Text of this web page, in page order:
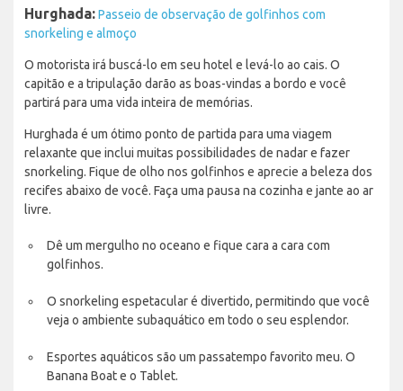
Hurghada:Passeio de observação de golfinhos com
snorkeling e almoço
O motorista irá buscá-lo em seu hotel e levá-lo ao cais. O
capitão e a tripulação darão as boas-vindas a bordo e você
partirá para uma vida inteira de memórias.
Hurghada é um ótimo ponto de partida para uma viagem
relaxante que inclui muitas possibilidades de nadar e fazer
snorkeling. Fique de olho nos golfinhos e aprecie a beleza dos
recifes abaixo de você. Faça uma pausa na cozinha e jante ao ar
livre.
Dê um mergulho no oceano e fique cara a cara com
golfinhos.
O snorkeling espetacular é divertido, permitindo que você
veja o ambiente subaquático em todo o seu esplendor.
Esportes aquáticos são um passatempo favorito meu. O
Banana Boat e o Tablet.